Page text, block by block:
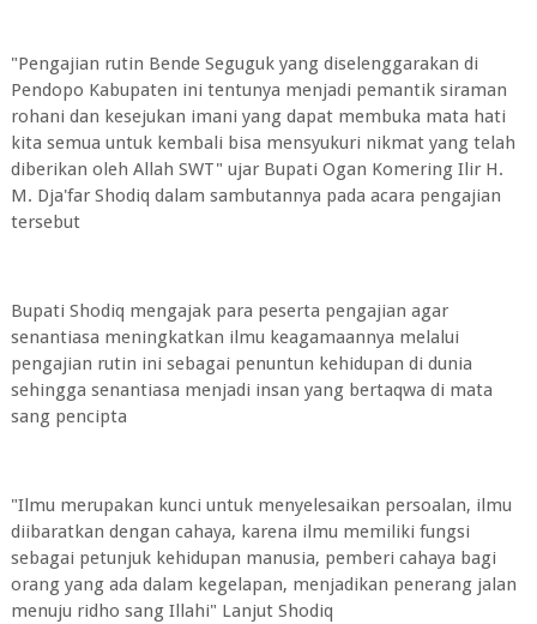
"Pengajian rutin Bende Seguguk yang diselenggarakan di
Pendopo Kabupaten ini tentunya menjadi pemantik siraman
rohani dan kesejukan imani yang dapat membuka mata hati
kita semua untuk kembali bisa mensyukuri nikmat yang telah
diberikan oleh Allah SWT" ujar Bupati Ogan Komering Ilir H.
M. Dja'far Shodiq dalam sambutannya pada acara pengajian
tersebut
Bupati Shodiq mengajak para peserta pengajian agar
senantiasa meningkatkan ilmu keagamaannya melalui
pengajian rutin ini sebagai penuntun kehidupan di dunia
sehingga senantiasa menjadi insan yang bertaqwa di mata
sang pencipta
"Ilmu merupakan kunci untuk menyelesaikan persoalan, ilmu
diibaratkan dengan cahaya, karena ilmu memiliki fungsi
sebagai petunjuk kehidupan manusia, pemberi cahaya bagi
orang yang ada dalam kegelapan, menjadikan penerang jalan
menuju ridho sang Illahi" Lanjut Shodiq